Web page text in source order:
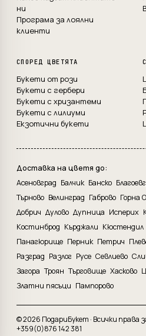
ни
Програма за лоялни
клиенти
СПОРЕД ЦВЕТЯТА
Букети от рози
Букети с гербери
Букети с хризантеми
Букети с лилиуми
Екзотични букети
Доставка на цветя до:
Асеновград Балчик Банско
Търново Велинград Габрово Горна
Добрич Дулово Дупница Исперих
Костинброд Кърджали Кюстендил
Панагюрище Перник Петрич
Разград Разлог Русе Севлиево
Загора Троян Търговище Хасково
Златни пясъци Пампорово
© 2026 ПодариБукет · Всички права
+359(0)876 142 381